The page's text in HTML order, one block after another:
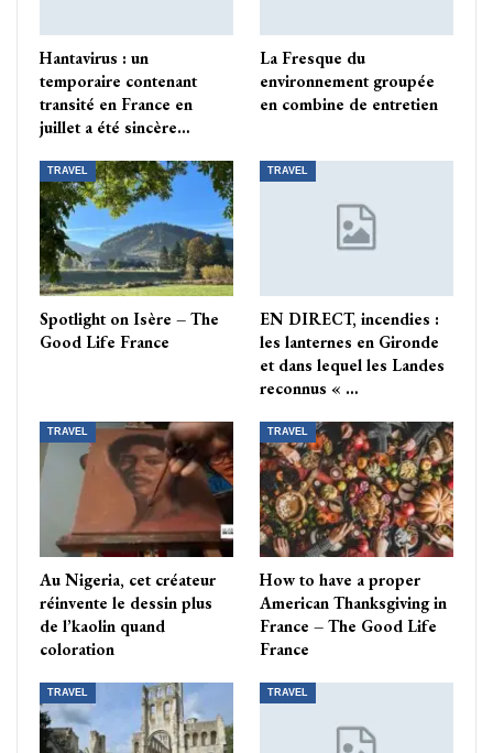
Hantavirus : un
temporaire contenant
transité en France en
juillet a été sincère…
La Fresque du
environnement groupée
en combine de entretien
TRAVEL
Spotlight on Isère – The
Good Life France
TRAVEL
EN DIRECT, incendies :
les lanternes en Gironde
et dans lequel les Landes
reconnus « …
TRAVEL
Au Nigeria, cet créateur
réinvente le dessin plus
de l’kaolin quand
coloration
TRAVEL
How to have a proper
American Thanksgiving in
France – The Good Life
France
TRAVEL TRAVEL